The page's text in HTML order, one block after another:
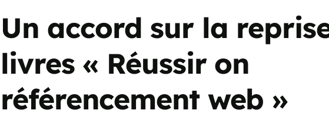
Un accord sur la
livres « Réussir on
référencement web »